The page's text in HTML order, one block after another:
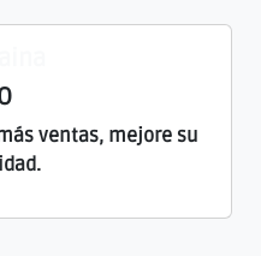
ventas, mejore su